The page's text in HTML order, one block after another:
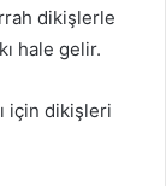
dikişlerle
hale gelir.
için dikişleri